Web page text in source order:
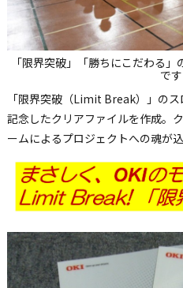
「限界突破」「勝ちにこだわる
です
「限界突破（Limit Break）」の
記念したクリアファイルを作成。
ームによるプロジェクトへの魂が